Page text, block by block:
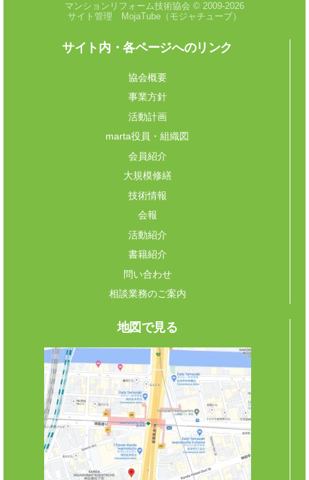
マンションリフォーム技術協会 © 2009-2026
サイト管理 MojaTube（モジャチューブ）
サイト内・各ページへのリンク
協会概要
事業方針
活動計画
marta役員・組織図
会員紹介
大規模修繕
技術情報
会報
活動紹介
書籍紹介
問い合わせ
相談業務のご案内
地図で見る